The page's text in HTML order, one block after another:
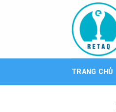
TRANG CHỦ